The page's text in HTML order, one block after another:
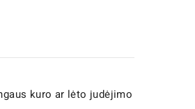
kuro ar lėto judėjimo